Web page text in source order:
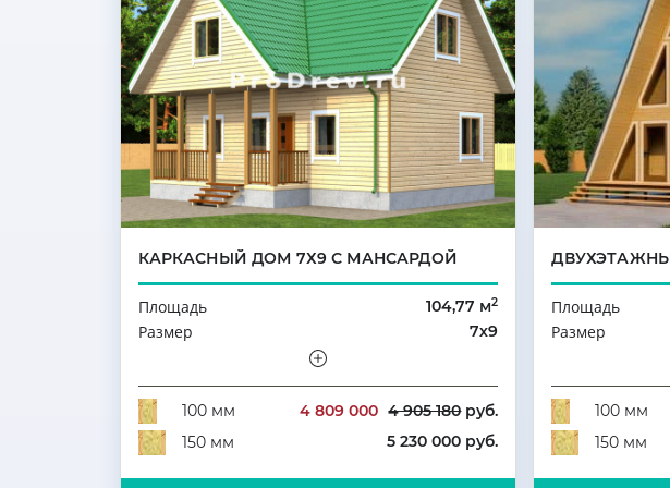
КАРКАСНЫЙ ДОМ 7Х9 С МАНСАРДОЙ
Площадь 104,77 м2
Размер 7х9
Количество комнат
3
100 мм
4 809 000 4 905 180руб.
150 мм
5 230 000 руб.
Площадь
Размер
Количество
100 мм
150 мм